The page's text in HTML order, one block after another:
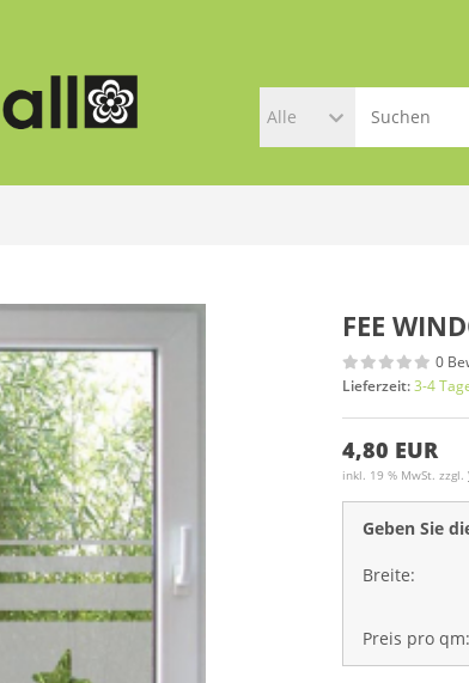
Alle
FEE
0
Lieferzeit:3-4
4,80 EUR
inkl. 19 % MwSt. zzgl.
Geben Sie
Breite:
Preis pro qm: